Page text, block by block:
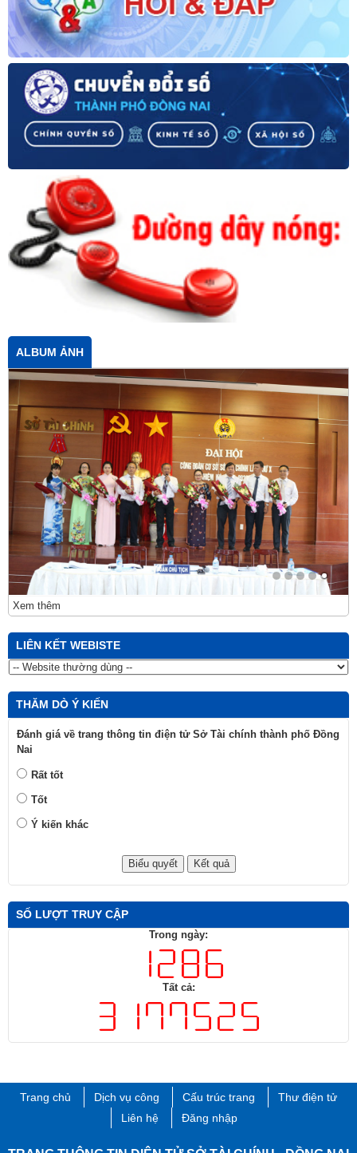
ALBUM ẢNH
Xem thêm
LIÊN KẾT WEBISTE
THĂM DÒ Ý KIẾN
Đánh giá về trang thông tin điện tử Sở Tài chính thành phố Đồng
Nai
Rất tốt
Tốt
Ý kiến khác
SỐ LƯỢT TRUY CẬP
Trong ngày:
Tất cả:
Trang chủ Dịch vụ công Cấu trúc trang
Thư điện tử
Liên hệ
Đăng nhập